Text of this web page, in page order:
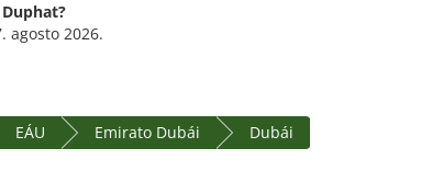
agosto 2026.
EÁU Emirato Dubái Dubái